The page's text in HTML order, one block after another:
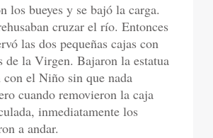
los bueyes y se bajó la carga.
cruzar el río. Entonces
las dos pequeñas cajas con
de la Virgen. Bajaron la estatua
el Niño sin que nada
cuando removieron la caja
inmediatamente los
a andar.